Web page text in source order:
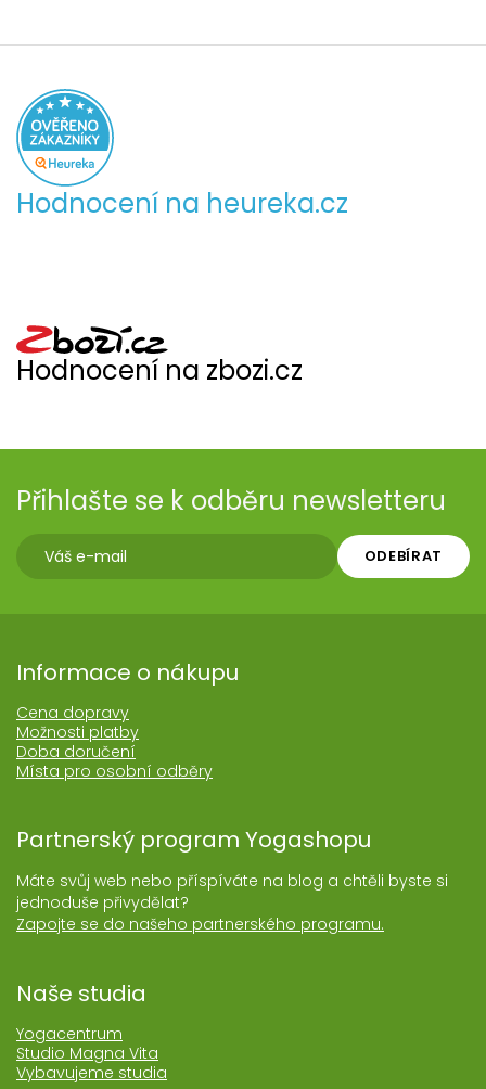
Hodnocení na heureka.cz
Hodnocení na zbozi.cz
Přihlašte se k odběru newsletteru
ODEBÍRAT
Informace o nákupu
Cena dopravy
Možnosti platby
Doba doručení
Místa pro osobní odběry
Partnerský program Yogashopu
Máte svůj web nebo příspíváte na blog a chtěli byste si
jednoduše přivydělat?
Zapojte se do našeho partnerského programu.
Naše studia
Yogacentrum
Studio Magna Vita
Vybavujeme studia